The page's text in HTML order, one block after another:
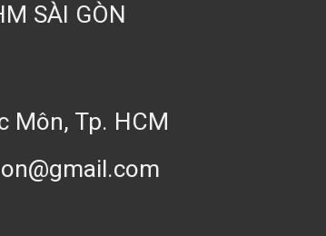
SÀI GÒN
Môn, Tp. HCM